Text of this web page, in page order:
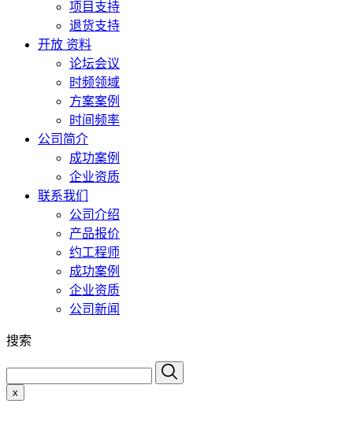
项目支持
退货支持
开放 资料
论坛会议
时频领域
方案案例
时间频率
公司简介
成功案例
企业资质
联系我们
公司介绍
产品报价
约工程师
成功案例
企业资质
公司新闻
搜索
x